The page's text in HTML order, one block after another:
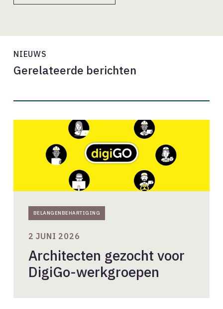
NIEUWS
Gerelateerde berichten
BELANGENBEHARTIGING
werkgroepen
Architecten gezocht voor
DigiGo-werkgroepen
2 JUNI 2026